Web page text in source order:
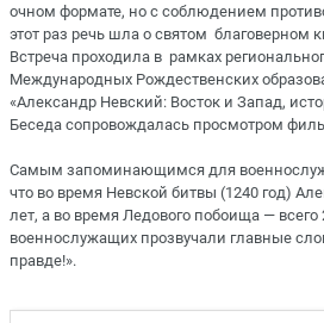
очном формате, но с соблюдением
этот раз речь шла о святом благоверном
Встреча проходила в рамках
Международных Рождественских
«Александр Невский: Восток и Запад,
Беседа сопровождалась просмотром
Самым запоминающимся для
что во время Невской битвы (1240 год)
лет, а во время Ледового побоища — всего
военнослужащих прозвучали главные
правде!».